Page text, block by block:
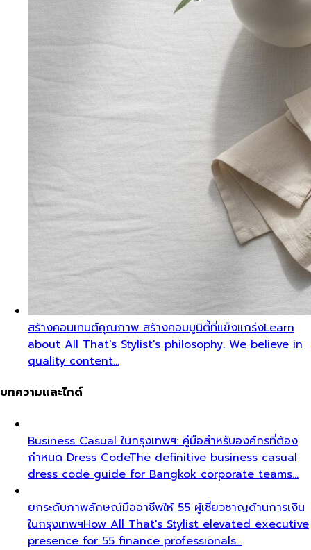
สร้างคอนเทนต์คุณภาพ สร้างคอมมูนิตี้ที่แข็งแกร่งLearn
about All That's Stylist's philosophy. We believe in
quality content…
บทความและไกด์
Business Casual ในกรุงเทพฯ: คู่มือสำหรับองค์กรที่ต้อง
กำหนด Dress CodeThe definitive business casual
dress code guide for Bangkok corporate teams…
ยกระดับภาพลักษณ์มืออาชีพให้ 55 ผู้เชี่ยวชาญด้านการเงิน
ในกรุงเทพฯHow All That's Stylist elevated executive
presence for 55 finance professionals…